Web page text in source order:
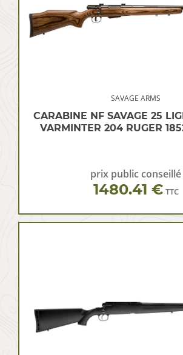
SAVAGE ARMS
CARABINE NF SAVAGE 25
VARMINTER 204 RUGER
prix public conseillé
1480.41 € TTC